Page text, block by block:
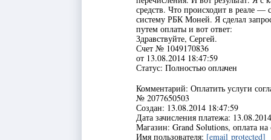
средств. Что происходит в реале —
систему РБК Моней. Я сделал
путем оплаты и вот ответ:
Здравствуйте, Сергей.
Счет № 1049170836
от 13.08.2014 18:47:59
Статус: Полностью оплачен
Комментарий: Оплатить услуги
№ 2077650503
Создан: 13.08.2014 18:47:59
Дата зачисления платежа:
Магазин: Grand Solutions, оплата
Имя пользователя: [email protected]